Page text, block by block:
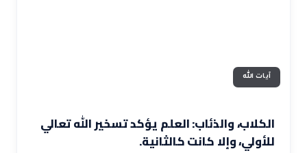
آيات الله
الكلاب، والذئاب: العلم يؤكد تسخير الله تعالي
للأولي، وإلا كانت كالثانية.